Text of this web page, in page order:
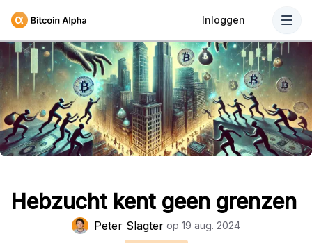
Inloggen
Hebzucht kent geen grenzen
Peter Slagter op 19 aug. 2024